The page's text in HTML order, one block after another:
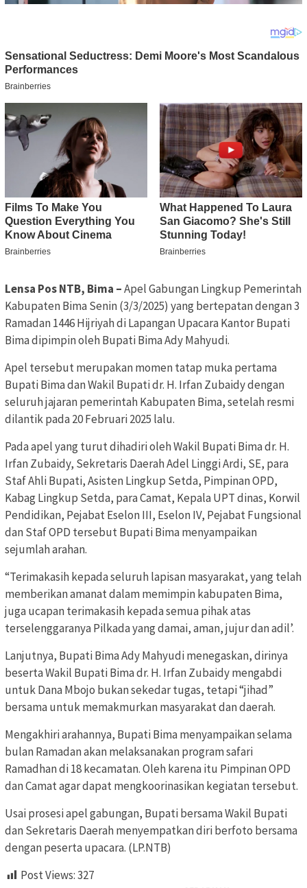
Lensa Pos NTB, Bima –Apel Gabungan Lingkup Pemerintah
Kabupaten Bima Senin (3/3/2025) yang bertepatan dengan 3
Ramadan 1446 Hijriyah di Lapangan Upacara Kantor Bupati
Bima dipimpin oleh Bupati Bima Ady Mahyudi.
Apel tersebut merupakan momen tatap muka pertama
Bupati Bima dan Wakil Bupati dr. H. Irfan Zubaidy dengan
seluruh jajaran pemerintah Kabupaten Bima, setelah resmi
dilantik pada 20 Februari 2025 lalu.
Pada apel yang turut dihadiri oleh Wakil Bupati Bima dr. H.
Irfan Zubaidy, Sekretaris Daerah Adel Linggi Ardi, SE, para
Staf Ahli Bupati, Asisten Lingkup Setda, Pimpinan OPD,
Kabag Lingkup Setda, para Camat, Kepala UPT dinas, Korwil
Pendidikan, Pejabat Eselon III, Eselon IV, Pejabat Fungsional
dan Staf OPD tersebut Bupati Bima menyampaikan
sejumlah arahan.
“Terimakasih kepada seluruh lapisan masyarakat, yang telah
memberikan amanat dalam memimpin kabupaten Bima,
juga ucapan terimakasih kepada semua pihak atas
terselenggaranya Pilkada yang damai, aman, jujur dan adil’.
Lanjutnya, Bupati Bima Ady Mahyudi menegaskan, dirinya
beserta Wakil Bupati Bima dr. H. Irfan Zubaidy mengabdi
untuk Dana Mbojo bukan sekedar tugas, tetapi “jihad”
bersama untuk memakmurkan masyarakat dan daerah.
Mengakhiri arahannya, Bupati Bima menyampaikan selama
bulan Ramadan akan melaksanakan program safari
Ramadhan di 18 kecamatan. Oleh karena itu Pimpinan OPD
dan Camat agar dapat mengkoorinasikan kegiatan tersebut.
Usai prosesi apel gabungan, Bupati bersama Wakil Bupati
dan Sekretaris Daerah menyempatkan diri berfoto bersama
dengan peserta upacara. (LP.NTB)
Post Views:327